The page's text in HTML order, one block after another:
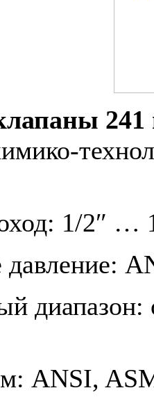
241
1/2″ …
ANSI,